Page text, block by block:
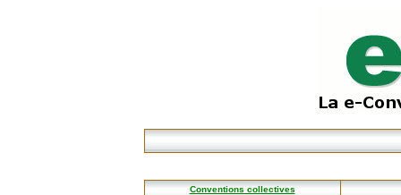
Conventions collectives